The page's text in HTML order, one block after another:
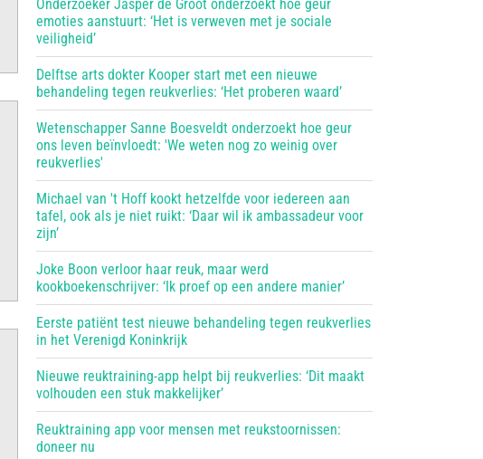
Onderzoeker Jasper de Groot onderzoekt hoe geur
emoties aanstuurt: ‘Het is verweven met je sociale
veiligheid’
Delftse arts dokter Kooper start met een nieuwe
behandeling tegen reukverlies: ‘Het proberen waard’
Wetenschapper Sanne Boesveldt onderzoekt hoe geur
ons leven beïnvloedt: 'We weten nog zo weinig over
reukverlies'
Michael van 't Hoff kookt hetzelfde voor iedereen aan
tafel, ook als je niet ruikt: ‘Daar wil ik ambassadeur voor
zijn’
Joke Boon verloor haar reuk, maar werd
kookboekenschrijver: ‘Ik proef op een andere manier’
Eerste patiënt test nieuwe behandeling tegen reukverlies
in het Verenigd Koninkrijk
Nieuwe reuktraining-app helpt bij reukverlies: ‘Dit maakt
volhouden een stuk makkelijker’
Reuktraining app voor mensen met reukstoornissen:
doneer nu